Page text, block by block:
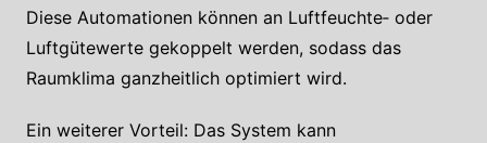
Diese Automationen können an Luftfeuchte‑ oder
Luftgütewerte gekoppelt werden, sodass das
Raumklima ganzheitlich optimiert wird.
Ein weiterer Vorteil: Das System kann